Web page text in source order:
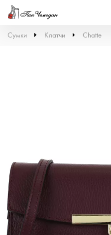
Сумки Клатчи Chatte